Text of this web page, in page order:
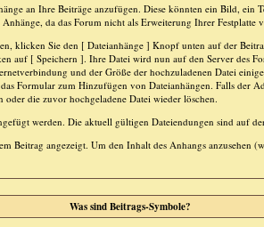
an Ihre Beiträge anzufügen. Diese könnten ein Bild, ein
da das Forum nicht als Erweiterung Ihrer Festplatte
klicken Sie den [ Dateianhänge ] Knopf unten auf der
auf [ Speichern ]. Ihre Datei wird nun auf den Server des
und der Größe der hochzuladenen Datei
Formular zum Hinzufügen von Dateianhängen. Falls der
die zuvor hochgeladene Datei wieder löschen.
werden. Die aktuell gültigen Dateiendungen sind auf
Beitrag angezeigt. Um den Inhalt des Anhangs anzusehen
Was sind Beitrags-Symbole?